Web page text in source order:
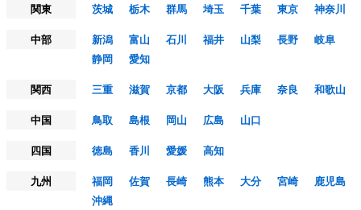
関東
茨城 栃木 群馬 埼玉 千葉 東京
神奈川
中部
新潟 富山 石川 福井 山梨 長野
岐阜
静岡
愛知
関西
三重 滋賀 京都 大阪 兵庫 奈良
和歌山
中国
鳥取 島根 岡山 広島
山口
四国
徳島 香川 愛媛
高知
九州
福岡 佐賀 長崎 熊本 大分 宮崎
鹿児島
沖縄